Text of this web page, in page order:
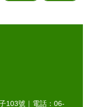
103號｜電話：06-